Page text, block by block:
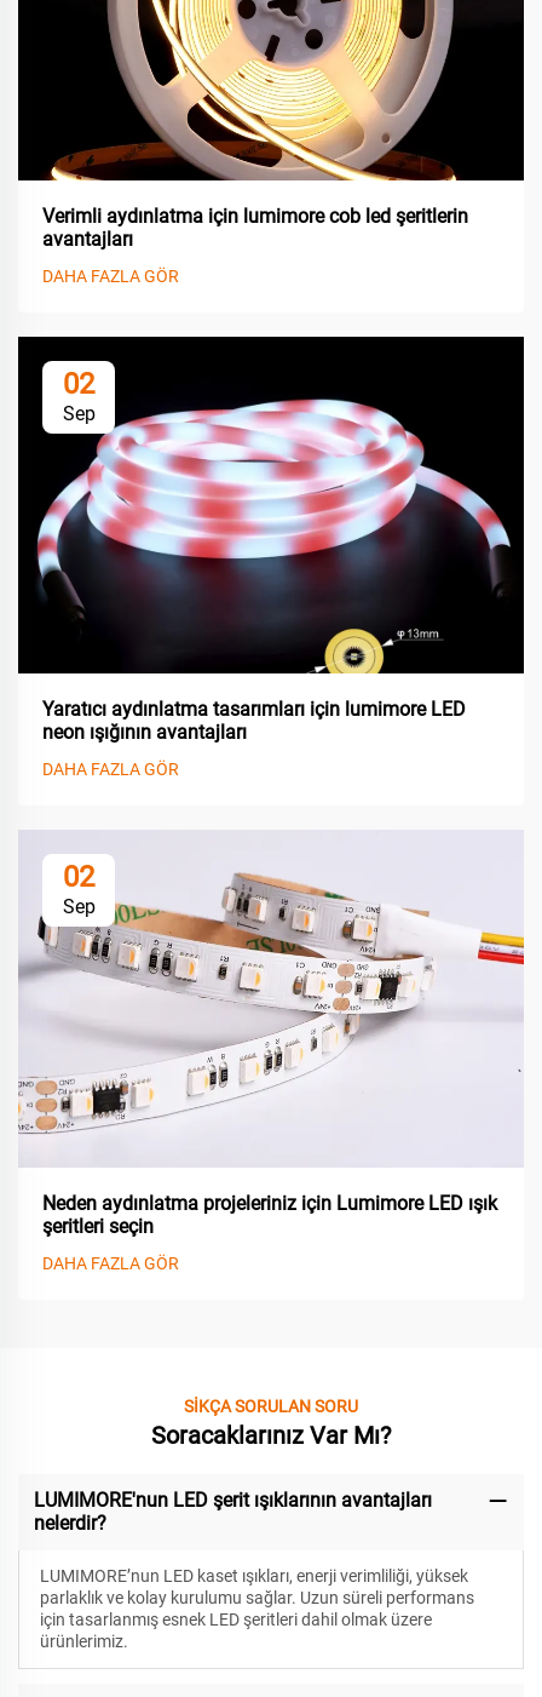
Verimli aydınlatma için lumimore cob led şeritlerin
avantajları
DAHA FAZLA GÖR
02
Sep
Yaratıcı aydınlatma tasarımları için lumimore LED
neon ışığının avantajları
DAHA FAZLA GÖR
02
Sep
Neden aydınlatma projeleriniz için Lumimore LED ışık
şeritleri seçin
DAHA FAZLA GÖR
SİKÇA SORULAN SORU
Soracaklarınız Var Mı?
LUMIMORE'nun LED şerit ışıklarının avantajları
nelerdir?
LUMIMORE’nun LED kaset ışıkları, enerji verimliliği, yüksek
parlaklık ve kolay kurulumu sağlar. Uzun süreli performans
için tasarlanmış esnek LED şeritleri dahil olmak üzere
ürünlerimiz.